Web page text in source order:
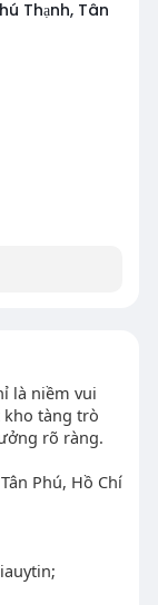
Thạnh, Tân
là niềm vui
kho tàng trò
rõ ràng.
Phú, Hồ Chí